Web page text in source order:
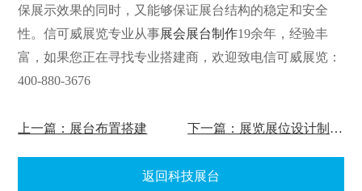
保展示效果的同时，又能够保证展台结构的稳定和安全
性。信可威展览专业从事展会展台制作19余年，经验丰
富，如果您正在寻找专业搭建商，欢迎致电信可威展览：
400-880-3676
上一篇：展台布置搭建 下一篇：展览展位设计制作搭建
返回科技展台